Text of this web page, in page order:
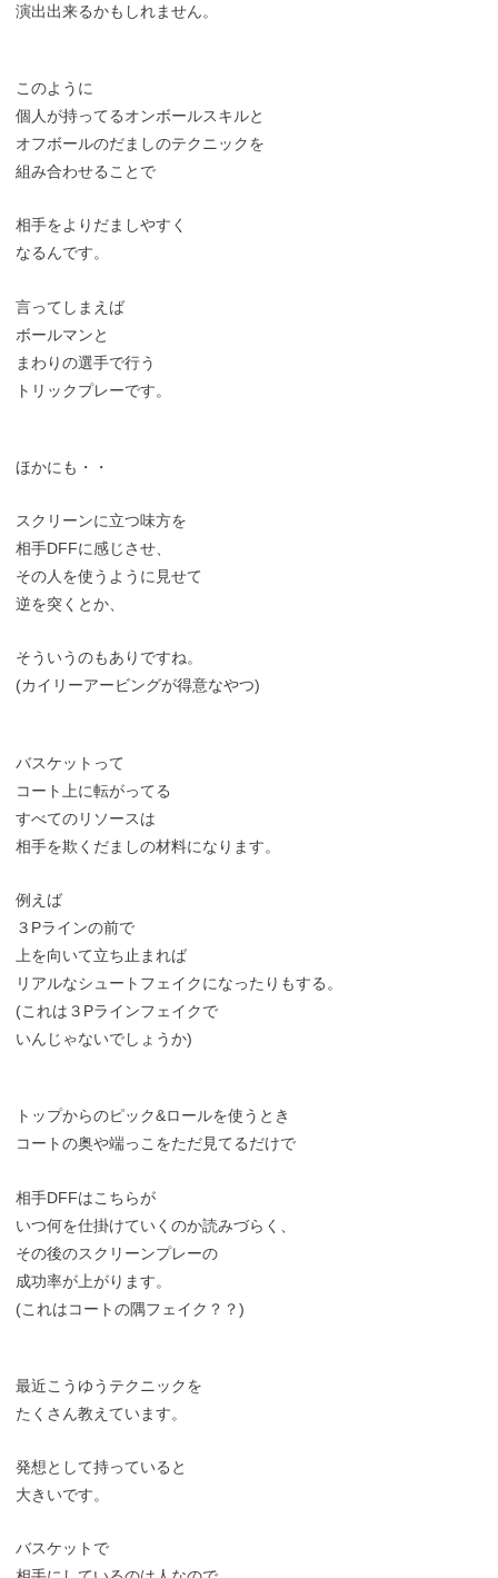
演出出来るかもしれません。
このように
個人が持ってるオンボールスキルと
オフボールのだましのテクニックを
組み合わせることで
相手をよりだましやすく
なるんです。
言ってしまえば
ボールマンと
まわりの選手で行う
トリックプレーです。
ほかにも・・
スクリーンに立つ味方を
相手DFFに感じさせ、
その人を使うように見せて
逆を突くとか、
そういうのもありですね。
(カイリーアービングが得意なやつ)
バスケットって
コート上に転がってる
すべてのリソースは
相手を欺くだましの材料になります。
例えば
３Pラインの前で
上を向いて立ち止まれば
リアルなシュートフェイクになったりもする。
(これは３Pラインフェイクで
いんじゃないでしょうか)
トップからのピック&ロールを使うとき
コートの奥や端っこをただ見てるだけで
相手DFFはこちらが
いつ何を仕掛けていくのか読みづらく、
その後のスクリーンプレーの
成功率が上がります。
(これはコートの隅フェイク？？)
最近こうゆうテクニックを
たくさん教えています。
発想として持っていると
大きいです。
バスケットで